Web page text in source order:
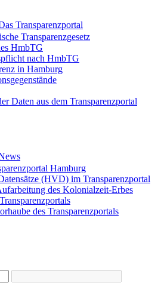
Transparenzportal
Transparenzgesetz
HmbTG
nach HmbTG
in Hamburg
Daten aus dem Transparenzportal
Hamburg
(HVD) im Transparenzportal
des Kolonialzeit-Erbes
des Transparenzportals